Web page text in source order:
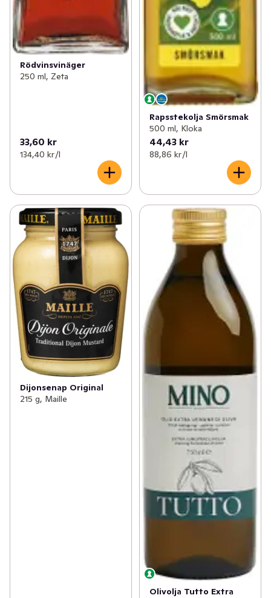
Rödvinsvinäger
250 ml, Zeta
33,60 kr
134,40 kr /l
Rapsstekolja Smörsmak
500 ml, Kloka
44,43 kr
88,86 kr /l
Dijonsenap Original
215 g, Maille
Olivolja Tutto Extra